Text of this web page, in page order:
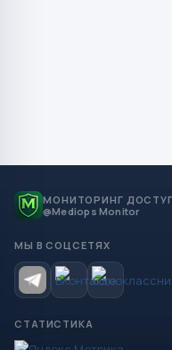
МОНИТОРИНГ
@Mediops Monitor
МЫ В СОЦСЕТЯХ
СТАТИСТИКА